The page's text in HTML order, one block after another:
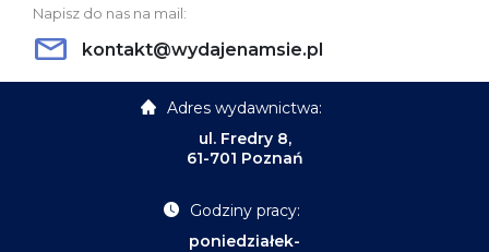
Napisz do nas na mail:
kontakt@wydajenamsie.pl
Adres wydawnictwa:
ul. Fredry 8,
61-701 Poznań
Godziny pracy:
poniedziałek-